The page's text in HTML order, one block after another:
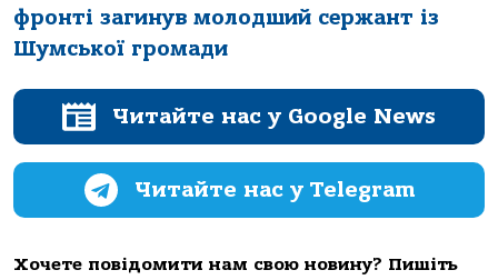
фронті загинув молодший сержант із
Шумської громади
Читайте нас у Google News
Читайте нас у Telegram
Хочете повідомити нам свою новину? Пишіть